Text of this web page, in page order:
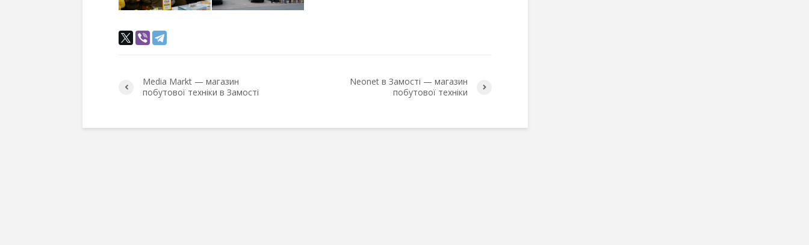
Media Markt — магазин
побутової техніки в Замості
Neonet в Замості — магазин
побутової техніки